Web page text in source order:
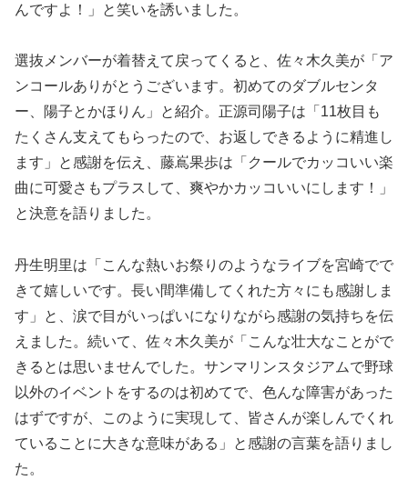
んですよ！」と笑いを誘いました。
選抜メンバーが着替えて戻ってくると、佐々木久美が「ア
ンコールありがとうございます。初めてのダブルセンタ
ー、陽子とかほりん」と紹介。正源司陽子は「11枚目も
たくさん支えてもらったので、お返しできるように精進し
ます」と感謝を伝え、藤嶌果歩は「クールでカッコいい楽
曲に可愛さもプラスして、爽やかカッコいいにします！」
と決意を語りました。
丹生明里は「こんな熱いお祭りのようなライブを宮崎でで
きて嬉しいです。長い間準備してくれた方々にも感謝しま
す」と、涙で目がいっぱいになりながら感謝の気持ちを伝
えました。続いて、佐々木久美が「こんな壮大なことがで
きるとは思いませんでした。サンマリンスタジアムで野球
以外のイベントをするのは初めてで、色んな障害があった
はずですが、このように実現して、皆さんが楽しんでくれ
ていることに大きな意味がある」と感謝の言葉を語りまし
た。